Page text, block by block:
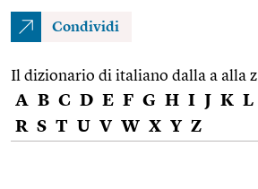
Condividi
Il dizionario di italiano dalla a alla z
A B C D E F G H I J K L
R S T U V W X Y Z